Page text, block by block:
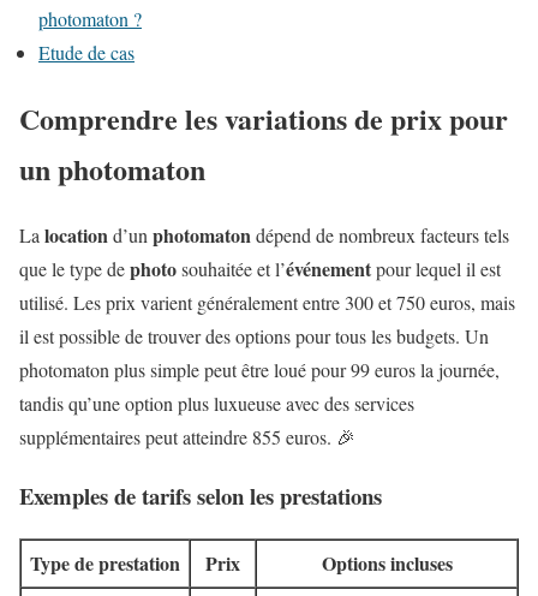
photomaton ?
Etude de cas
Comprendre les variations de prix pour
un photomaton
La locationd’un photomatondépend de nombreux facteurs tels
que le type dephotosouhaitée et l’événementpour lequel il est
utilisé. Les prix varient généralement entre 300 et 750 euros, mais
il est possible de trouver des options pour tous les budgets. Un
photomaton plus simple peut être loué pour 99 euros la journée,
tandis qu’une option plus luxueuse avec des services
supplémentaires peut atteindre 855 euros. 🎉
Exemples de tarifs selon les prestations
Type de prestation Prix Options incluses